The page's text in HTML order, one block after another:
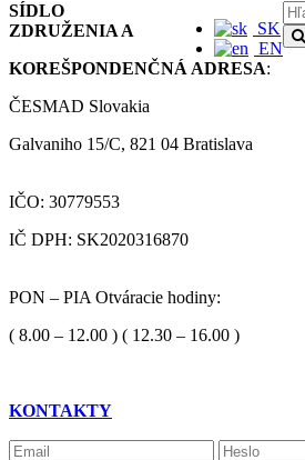
SK
EN
SÍDLO
ZDRUŽENIA A
KOREŠPONDENČNÁ ADRESA:
ČESMAD Slovakia
Galvaniho 15/C, 821 04 Bratislava
IČO: 30779553
IČ DPH: SK2020316870
PON – PIA Otváracie hodiny:
( 8.00 – 12.00 ) ( 12.30 – 16.00 )
KONTAKTY